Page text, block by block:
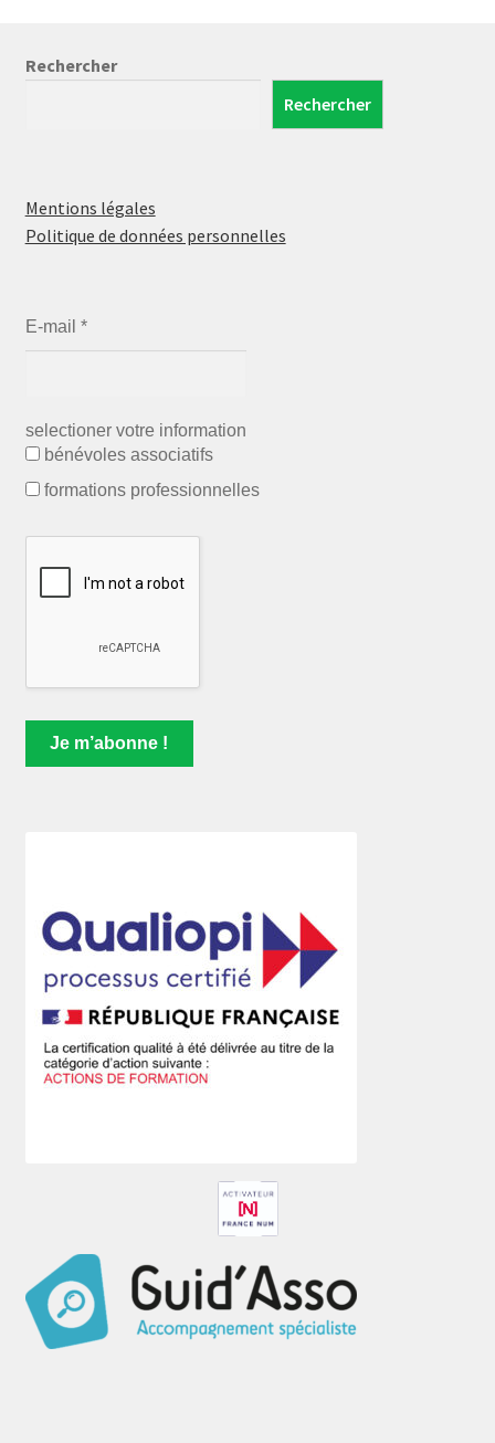
Rechercher
Rechercher
Mentions légales
Politique de données personnelles
E-mail *
selectioner votre information
bénévoles associatifs
formations professionnelles